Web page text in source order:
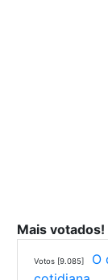
Mais votados!
Votos [9.085]
O